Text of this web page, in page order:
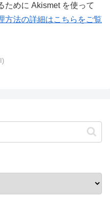
ために Akismet を使って
方法の詳細はこちらをご覧